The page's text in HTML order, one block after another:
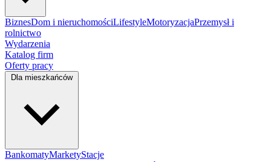
BiznesDom i nieruchomościLifestyleMotoryzacjaPrzemysł i
rolnictwo
Wydarzenia
Katalog firm
Oferty pracy
Dla mieszkańców
BankomatyMarketyStacje